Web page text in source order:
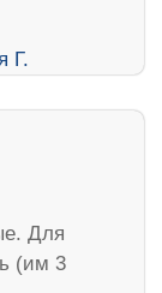
Для
(им 3